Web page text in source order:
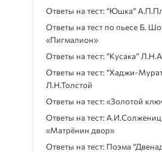
Ответы на тест: “Юшка”
Ответы на тест по пьесе Б.
«Пигмалион»
Ответы на тест: “Кусака”
Ответы на тест: “Хаджи-
Л.Н.Толстой
Ответы на тест: «Золотой
Ответы на тест:
«Матрёнин двор»
Ответы на тест: Поэма